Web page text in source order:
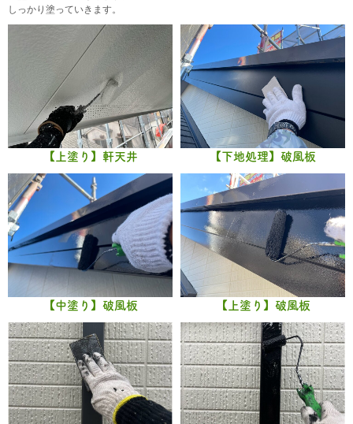
しっかり塗っていきます。
【上塗り】軒天井 【下地処理】破風板
【中塗り】破風板 【上塗り】破風板